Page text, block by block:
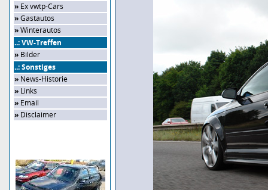
» Ex vwtp-Cars
»Gastautos
»Winterautos
..: VW-Treffen
» Bilder
..: Sonstiges
» News-Historie
» Links
» Email
» Disclaimer